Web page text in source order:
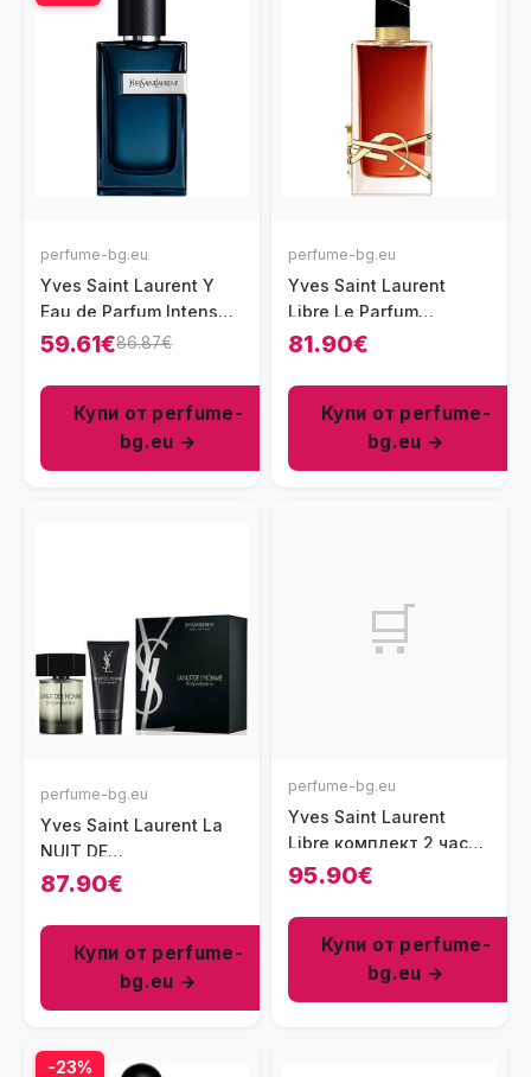
perfume-bg.eu
Yves Saint Laurent Y
Eau de Parfum Intense
парфюм за мъже 60 мл
59.61€86.87€
Купи от perfume-
bg.eu →
perfume-bg.eu
Yves Saint Laurent
Libre Le Parfum
парфюм за жени 30 мл
81.90€
Купи от perfume-
bg.eu →
perfume-bg.eu
Yves Saint Laurent La
NUIT DE
L&#039;HOMME
мл - EDT
87.90€
Купи от perfume-
bg.eu →
🛒
perfume-bg.eu
Yves Saint Laurent
Libre комплект 2 части
50 мл - EDP
95.90€
Купи от perfume-
bg.eu →
-23%